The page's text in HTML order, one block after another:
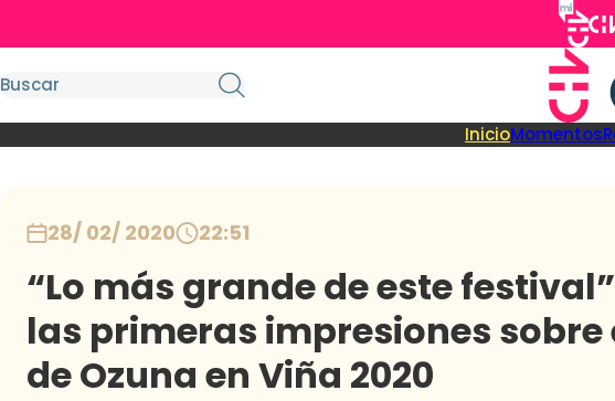
InicioMomentos
28/ 02/ 2020 22:51
“Lo más grande de este
las primeras impresiones sobre
de Ozuna en Viña 2020